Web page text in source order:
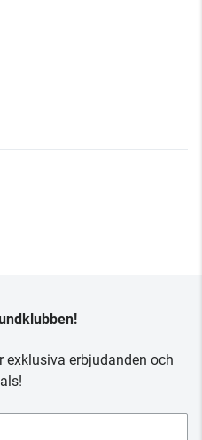
exklusiva erbjudanden och